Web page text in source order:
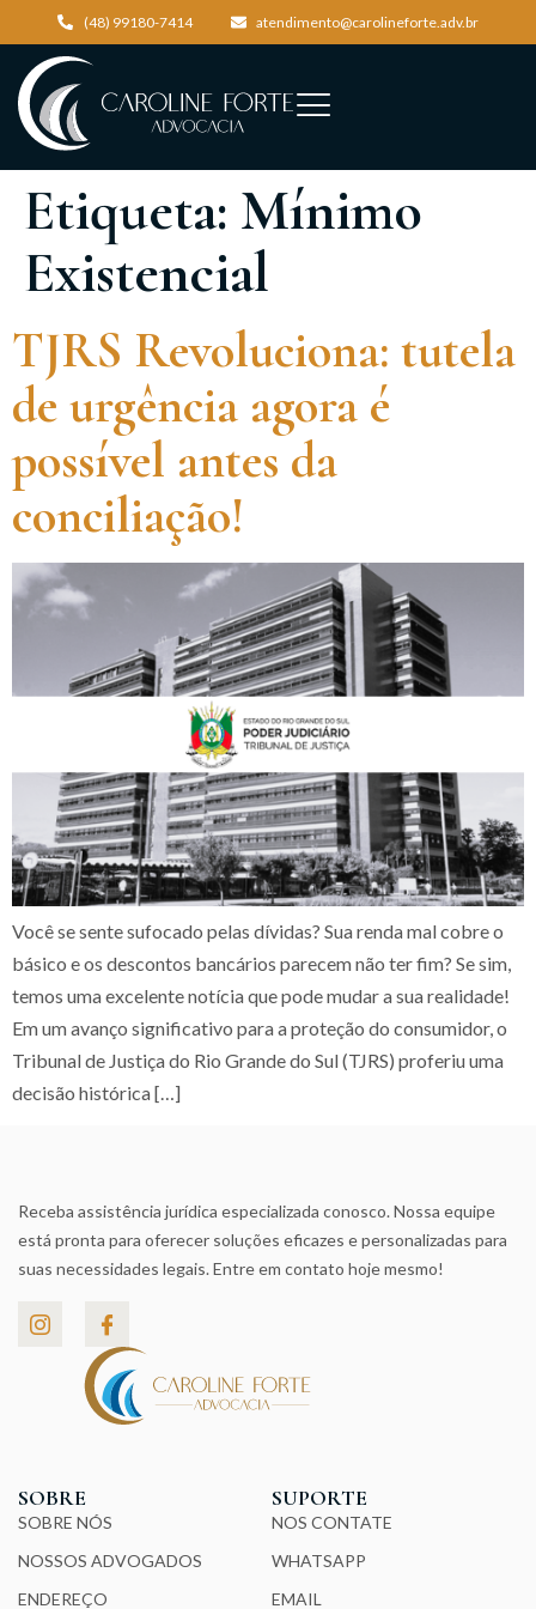
(48) 99180-7414 atendimento@carolineforte.adv.br
Etiqueta: Mínimo
Existencial
TJRS Revoluciona: tutela
de urgência agora é
possível antes da
conciliação!
Você se sente sufocado pelas dívidas? Sua renda mal cobre o
básico e os descontos bancários parecem não ter fim? Se sim,
temos uma excelente notícia que pode mudar a sua realidade!
Em um avanço significativo para a proteção do consumidor, o
Tribunal de Justiça do Rio Grande do Sul (TJRS) proferiu uma
decisão histórica […]
Receba assistência jurídica especializada conosco. Nossa equipe
está pronta para oferecer soluções eficazes e personalizadas para
suas necessidades legais. Entre em contato hoje mesmo!
SOBRE
SOBRE NÓS
NOSSOS ADVOGADOS
ENDEREÇO
SUPORTE
NOS CONTATE
WHATSAPP
EMAIL